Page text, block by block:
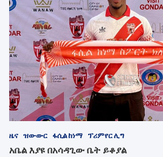
ዜና ዝውውር ፋሲል ከነማ ፕሪምየር ሊግ
አቤል እያዩ በአሳዳጊው ቤት ይቆያል